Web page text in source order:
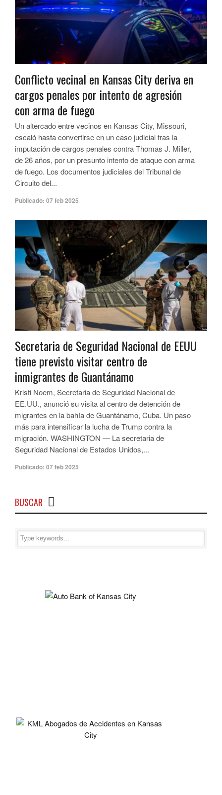
Conflicto vecinal en Kansas City deriva en
cargos penales por intento de agresión
con arma de fuego
Un altercado entre vecinos en Kansas City, Missouri,
escaló hasta convertirse en un caso judicial tras la
imputación de cargos penales contra Thomas J. Miller,
de 26 años, por un presunto intento de ataque con arma
de fuego. Los documentos judiciales del Tribunal de
Circuito del...
Publicado: 07 feb 2025
Secretaria de Seguridad Nacional de EEUU
tiene previsto visitar centro de
inmigrantes de Guantánamo
Kristi Noem, Secretaria de Seguridad Nacional de
EE.UU., anunció su visita al centro de detención de
migrantes en la bahía de Guantánamo, Cuba. Un paso
más para intensificar la lucha de Trump contra la
migración. WASHINGTON — La secretaria de
Seguridad Nacional de Estados Unidos,...
Publicado: 07 feb 2025
BUSCAR